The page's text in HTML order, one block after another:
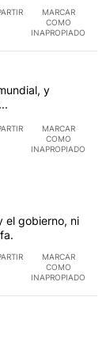
MARCAR
COMO
INAPROPIADO
y
MARCAR
COMO
INAPROPIADO
el gobierno, ni
MARCAR
COMO
INAPROPIADO